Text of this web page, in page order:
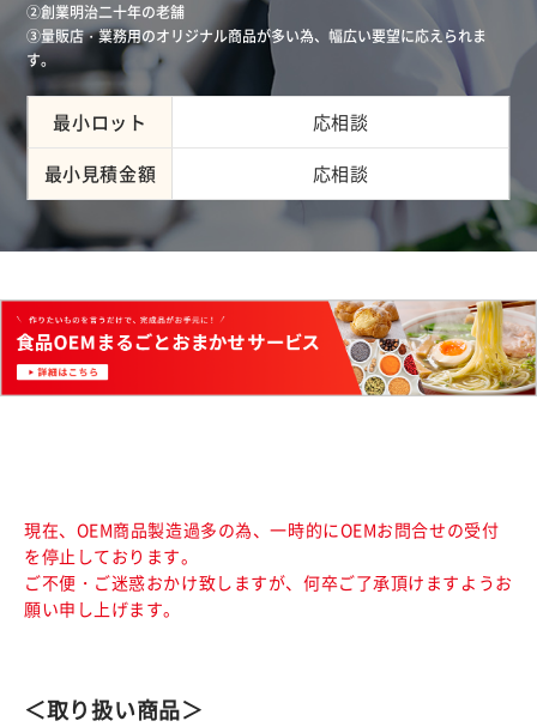
②創業明治二十年の老舗
③量販店・業務用のオリジナル商品が多い為、幅広い要望に応えられま
す。
最小ロット
応相談
最小見積金額
応相談
現在、OEM商品製造過多の為、一時的にOEMお問合せの受付
を停止しております。
ご不便・ご迷惑おかけ致しますが、何卒ご了承頂けますようお
願い申し上げます。
＜取り扱い商品＞